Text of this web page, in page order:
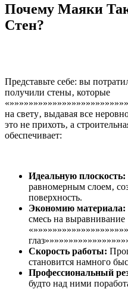
Почему Маяки
Стен?
Представьте себе: вы
получили стены‚ которые
на свету‚ выдавая все
это не прихоть‚ а
обеспечивает:
Идеальную плоскость:
равномерным слоем‚
поверхность.
Экономию материала:
смесь на выравнивание
Скорость работы:
становится намного
Профессиональный
будто над ними